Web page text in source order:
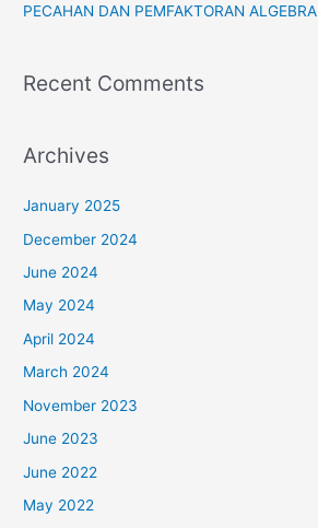
PECAHAN DAN PEMFAKTORAN ALGEBRA
Recent Comments
Archives
January 2025
December 2024
June 2024
May 2024
April 2024
March 2024
November 2023
June 2023
June 2022
May 2022